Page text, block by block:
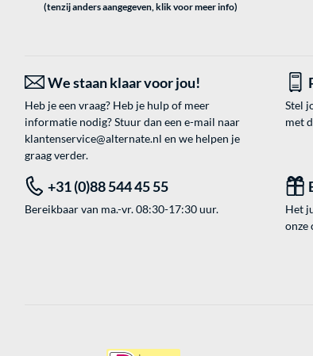
(tenzij anders aangegeven, klik voor meer info)
We staan klaar voor jou!
Heb je een vraag? Heb je hulp of meer
informatie nodig? Stuur dan een e-mail naar
klantenservice@alternate.nl en we helpen je
graag verder.
Stel
met
+31 (0)88 544 45 55
Bereikbaar van ma.-vr. 08:30-17:30 uur.
Het
onze